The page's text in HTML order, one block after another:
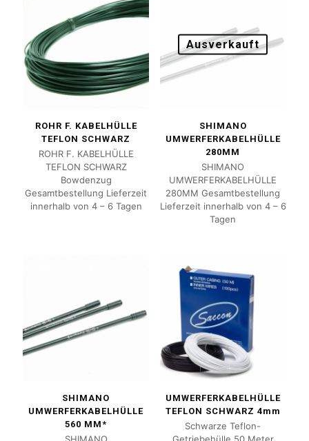
ROHR F. KABELHÜLLE
TEFLON SCHWARZ
ROHR F. KABELHÜLLE
TEFLON SCHWARZ
Bowdenzug
Gesamtbestellung Lieferzeit
innerhalb von 4 – 6 Tagen
Ausverkauft
SHIMANO
UMWERFERKABELHÜLLE
280MM
SHIMANO
UMWERFERKABELHÜLLE
280MM Gesamtbestellung
Lieferzeit innerhalb von 4 – 6
Tagen
SHIMANO
UMWERFERKABELHÜLLE
560 MM*
UMWERFERKABELHÜLLE
TEFLON SCHWARZ 4mm
Schwarze Teflon-